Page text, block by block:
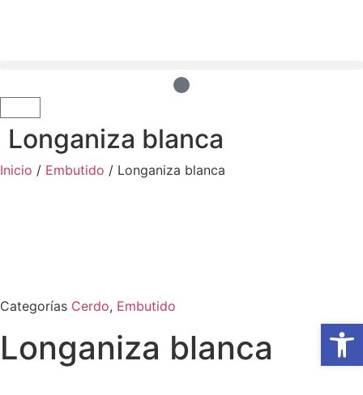
Longaniza blanca
Inicio / Embutido / Longaniza blanca
Categorías Cerdo, Embutido
Longaniza blanca Abrir